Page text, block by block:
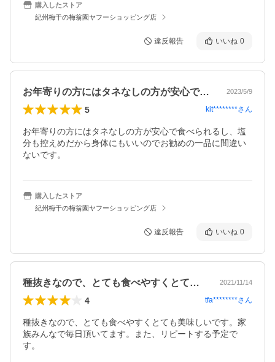
購入したストア
紀州梅干の梅翁園ヤフーショッピング店
違反報告 いいね 0
お年寄りの方にはタネなしの方が安心で食… 2023/5/9
5 kit********さん
お年寄りの方にはタネなしの方が安心で食べられるし、塩
分も控えめだから身体にもいいのでお勧めの一品に間違い
ないです。
購入したストア
紀州梅干の梅翁園ヤフーショッピング店
違反報告 いいね 0
種抜きなので、とても食べやすくとても美… 2021/11/14
4 tfa********さん
種抜きなので、とても食べやすくとても美味しいです。家
族みんなで毎日頂いてます。また、リピートする予定で
す。